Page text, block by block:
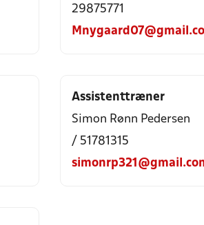
29875771
Assistenttræner
Simon Rønn Pedersen
/ 51781315